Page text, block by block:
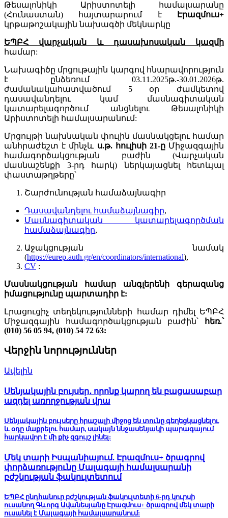
Թեսալոնիկի Արիստոտելի համալսարանը
(Հունաստան) հայտարարում է
Էրազմուս+
կրթաթոշակային նախագծի մեկնարկը
ԵՊԲՀ վարչական և դասախոսական կազմի
համար:
Նախագիծը մրցութային կարգով հնարավորություն
է ընձեռում 03.11.2025թ.-30.01.2026թ.
ժամանակահատվածում 5 օր ժամկետով
դասավանդելու կամ մասնագիտական
կատարելագործում անցնելու Թեսալոնիկի
Արիստոտելի համալսարանում:
Մրցույթի նախնական փուլին մասնակցելու համար
անհրաժեշտ է մինչև ս.թ. հուլիսի 21-ըՄիջազգային
համագործակցության բաժին (Վարչական
մասնաշենքի 3-րդ հարկ) ներկայացնել հետևյալ
փաստաթղթերը՝
Շարժունության համաձայնագիր
Դասավանդելու համաձայնագիր,
Մասնագիտական կատարելագործման
համաձայնագիր,
Աջակցության նամակ
(https://eurep.auth.gr/en/coordinators/international),
CV :
Մասնակցության համար անգլերենի գերազանց
իմացությունը պարտադիր է:
Լրացուցիչ տեղեկությունների համար դիմել ԵՊԲՀ
Միջազգային համագործակցության բաժին՝
հեռ.՝
(010) 56 05 94, (010) 54 72 63:
Վերջին նորություններ
Ավելին
Սենյակային բույսեր․ որոնք կարող են բացասաբար
ազդել առողջության վրա
Սենյակային բույսերը հրաշալի միջոց են տունը գեղեցկացնելու
և օդը մաքրելու համար, սակայն ննջասենյակի պարագայում
հարկավոր է մի քիչ զգույշ լինել:
Մեկ տարի Իսպանիայում. Էրազմուս+ ծրագրով
փորձառությունը Մալագայի համալսարանի
բժշկության ֆակուլտետում
ԵՊԲՀ ընդհանուր բժշկության ֆակուլտետի 6-րդ կուրսի
ուսանող Գևորգ Ավանեսյանը Էրազմուս+ ծրագրով մեկ տարի
ուսանել է Մալագայի համալսարանում: